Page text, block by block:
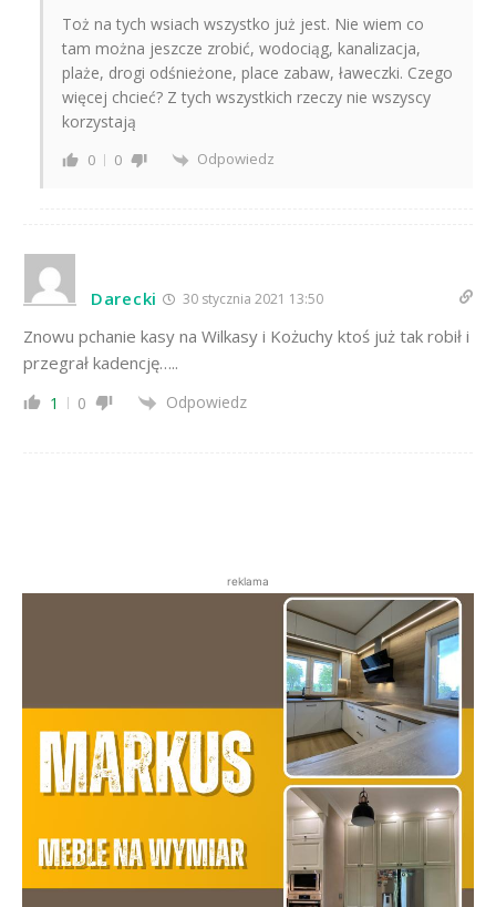
Toż na tych wsiach wszystko już jest. Nie wiem co
tam można jeszcze zrobić, wodociąg, kanalizacja,
plaże, drogi odśnieżone, place zabaw, ławeczki. Czego
więcej chcieć? Z tych wszystkich rzeczy nie wszyscy
korzystają
0 0 Odpowiedz
Darecki 30 stycznia 2021 13:50
Znowu pchanie kasy na Wilkasy i Kożuchy ktoś już tak robił i
przegrał kadencję…..
1 0 Odpowiedz
reklama